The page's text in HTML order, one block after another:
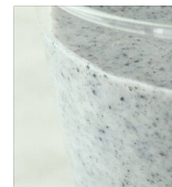
youtu.be/
ト
数
数